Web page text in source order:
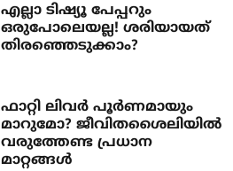
എല്ലാ ടിഷ്യൂ പേപ്പറും
ഒരുപോലെയല്ല! ശരിയായത്
തിരഞ്ഞെടുക്കാം?
ഫാറ്റി ലിവർ പൂർണമായും
മാറുമോ? ജീവിതശൈലിയിൽ
വരുത്തേണ്ട പ്രധാന
മാറ്റങ്ങൾ